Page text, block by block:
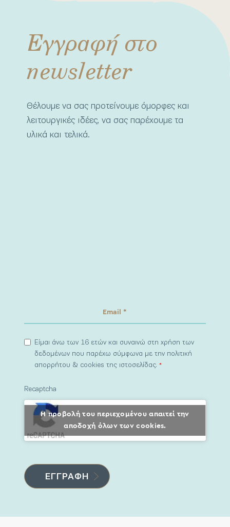
Εγγραφή στο
newsletter
Θέλουμε να σας προτείνουμε όμορφες και
λειτουργικές ιδέες, να σας παρέχουμε τα
υλικά και τελικά.
Είμαι άνω των 16 ετών και συναινώ στη χρήση των
δεδομένων που παρέχω σύμφωνα με την πολιτική
απορρήτου & cookies της ιστοσελίδας.*
Recaptcha
Η προβολή του περιεχομένου απαιτεί την
αποδοχή όλων των cookies.